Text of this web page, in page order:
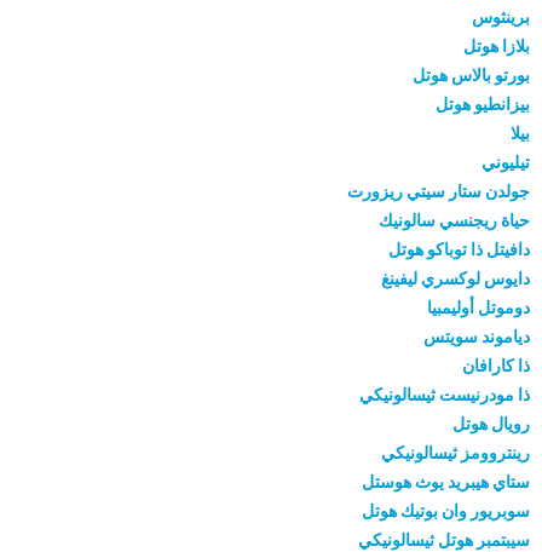
برينثوس
بلازا هوتل
بورتو بالاس هوتل
بيزانطيو هوتل
بيلا
تيليوني
جولدن ستار سيتي ريزورت
حياة ريجنسي سالونيك
دافيتل ذا توباكو هوتل
دايوس لوكسري ليفينغ
دوموتل أوليمبيا
دياموند سويتس
ذا كارافان
ذا مودرنيست ثيسالونيكي
رويال هوتل
رينتروومز ثيسالونيكي
ستاي هيبريد يوث هوستل
سوبريور وان بوتيك هوتل
سيبتمبر هوتل ثيسالونيكي